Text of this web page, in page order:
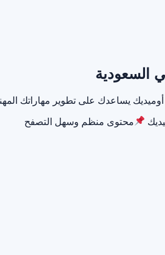
السعودية
أوميديك يساعدك على تطوير
محتوى منظم وسهل التصفح